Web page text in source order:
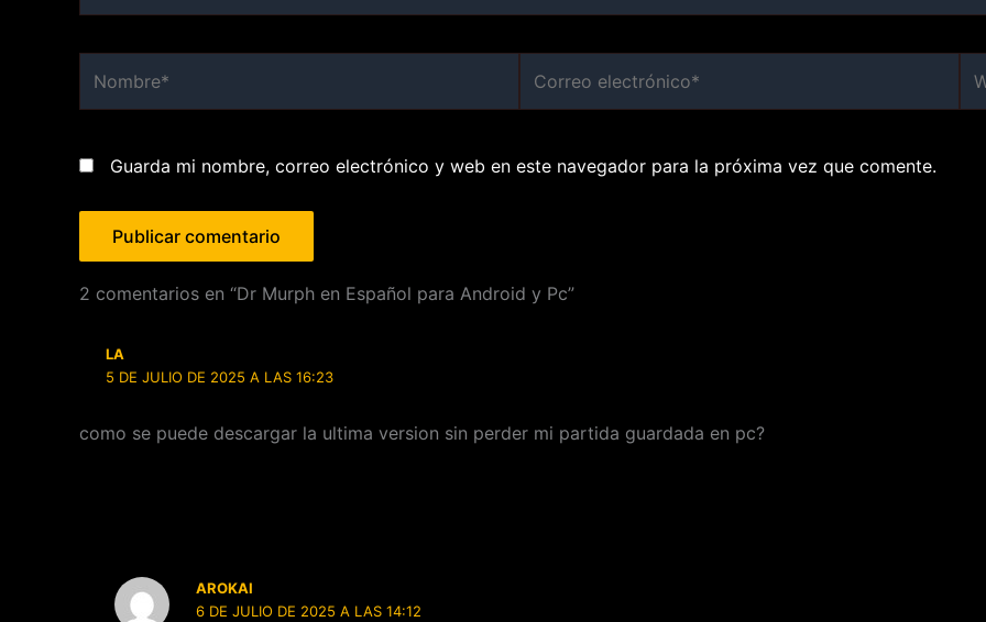
electrónico*
Guarda mi nombre, correo electrónico y web en este navegador para la próxima vez que comente.
2 comentarios en “Dr Murph en Español para Android y Pc”
LA
5 DE JULIO DE 2025 A LAS 16:23
como se puede descargar la ultima version sin perder mi partida guardada en pc?
AROKAI
6 DE JULIO DE 2025 A LAS 14:12